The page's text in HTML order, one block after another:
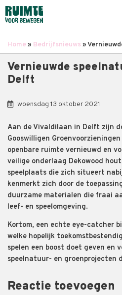
Overslaan
en
inhoud
Home Bedrijfsnieuws
Vernieuwde
Delft
woensdag 13 oktober 2021
Aan de Vivaldilaan in Delft zijn
Gooswilligen
openbare ruimte vernieuwd en
veilige onderlaag Dekowood
speelplaats die zich situeert
kenmerkt zich door de
duurzame materialen die fraai
leef- en speelomgeving.
Kortom, een echte eye-catcher
welke hopelijk
spelen een boost doet geven en
speelnatuur- en groenprojecten
Reactie toevoegen